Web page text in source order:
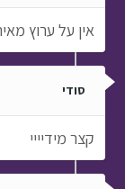
אין על ערוץ
סודי
קצר מידיייי